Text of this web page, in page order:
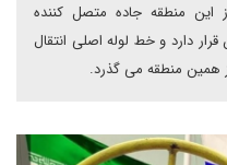
این منطقه جاده متصل کننده
دارد و خط لوله اصلی انتقال
همین منطقه می گذرد.